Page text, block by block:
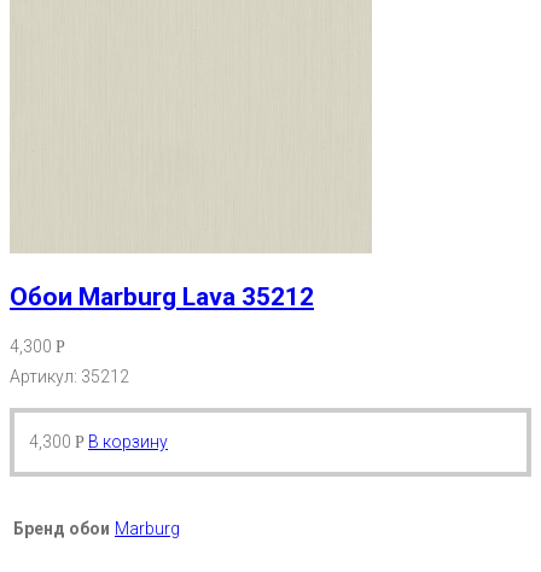
Обои Marburg Lava 35212
4,300 Р
Артикул: 35212
4,300 Р В корзину
Бренд обои Marburg